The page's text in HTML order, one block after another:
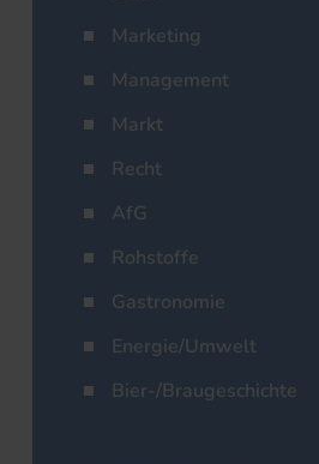
Marketing
Management
Markt
Recht
AfG
Rohstoffe
Gastronomie
Energie/Umwelt
Bier-/Braugeschichte